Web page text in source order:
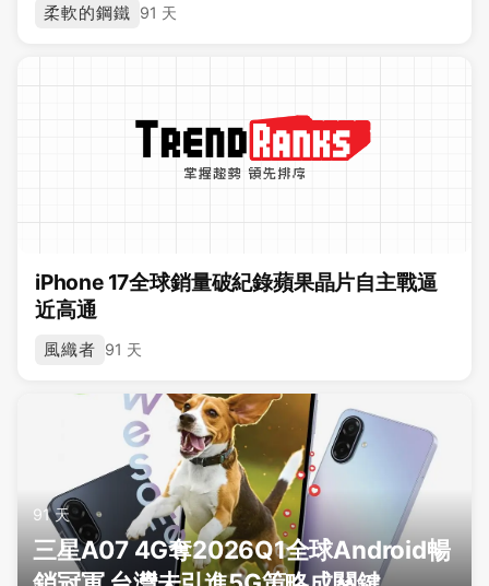
柔軟的鋼鐵 91 天
iPhone 17全球銷量破紀錄蘋果晶片自主戰逼
近高通
風織者 91 天
91 天
三星A07 4G奪2026Q1全球Android暢